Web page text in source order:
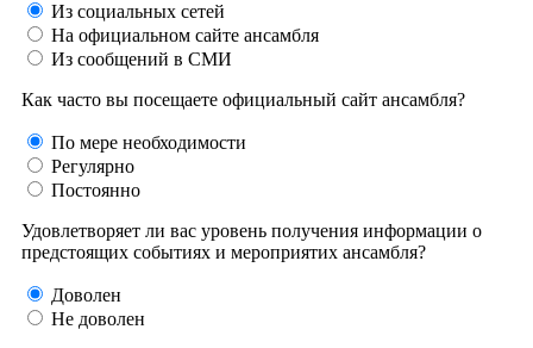
Из социальных сетей
На официальном сайте ансамбля
Из сообщений в СМИ
Как часто вы посещаете официальный сайт ансамбля?
По мере необходимости
Регулярно
Постоянно
Удовлетворяет ли вас уровень получения информации о
предстоящих событиях и мероприятих ансамбля?
Доволен
Не доволен